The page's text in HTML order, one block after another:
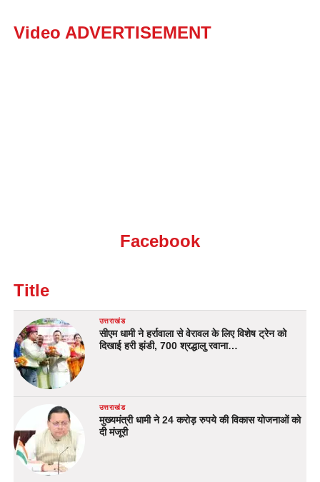
Video ADVERTISEMENT
Facebook
Title
उत्तराखंड
सीएम धामी ने हर्रावाला से वेरावल के लिए विशेष ट्रेन को
दिखाई हरी झंडी, 700 श्रद्धालु रवाना…
उत्तराखंड
मुख्यमंत्री धामी ने 24 करोड़ रुपये की विकास योजनाओं को
दी मंजूरी